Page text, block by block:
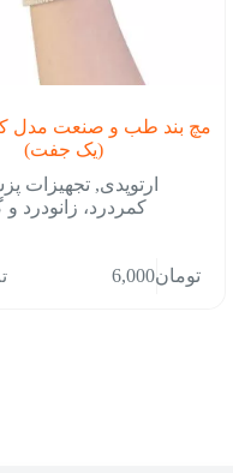
مچ بند طب و صنعت مدل
(یک جفت)
ارتوپدی,تجهیزات
کمردرد، زانودرد
تومان6,000
محصول